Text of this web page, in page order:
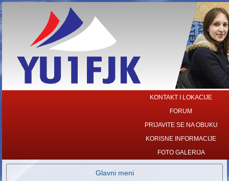
KONTAKT I LOKACIJE
FORUM
PRIJAVITE SE NA OBUKU
KORISNE INFORMACIJE
FOTO GALERIJA
Glavni meni